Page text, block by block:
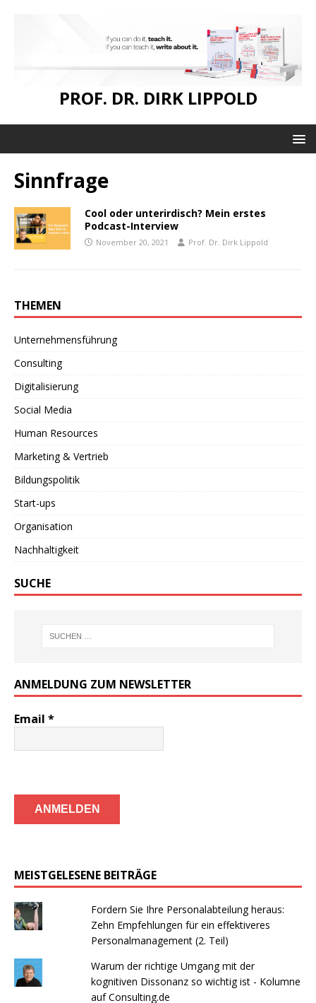
PROF. DR. DIRK LIPPOLD
Sinnfrage
Cool oder unterirdisch? Mein erstes
Podcast-Interview
November 20, 2021 Prof. Dr. Dirk Lippold
THEMEN
Unternehmensführung
Consulting
Digitalisierung
Social Media
Human Resources
Marketing & Vertrieb
Bildungspolitik
Start-ups
Organisation
Nachhaltigkeit
SUCHE
ANMELDUNG ZUM NEWSLETTER
Email *
MEISTGELESENE BEITRÄGE
Fordern Sie Ihre Personalabteilung heraus:
Zehn Empfehlungen für ein effektiveres
Personalmanagement (2. Teil)
Warum der richtige Umgang mit der
kognitiven Dissonanz so wichtig ist - Kolumne
auf Consulting.de